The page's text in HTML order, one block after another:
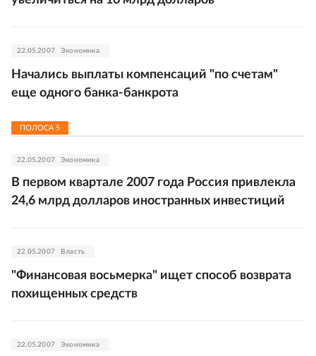
22.05.2007 Экономика
Начались выплаты компенсаций "по счетам"
еще одного банка-банкрота
ПОЛОСА 5
22.05.2007 Экономика
В первом квартале 2007 года Россия привлекла
24,6 млрд долларов иностранных инвестиций
22.05.2007 Власть
"Финансовая восьмерка" ищет способ возврата
похищенных средств
22.05.2007 Экономика